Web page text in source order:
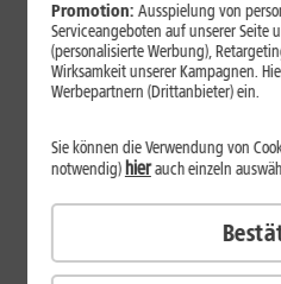
Promotion: Ausspielung von
Serviceangeboten auf unserer Seite
(personalisierte Werbung),
Wirksamkeit unserer Kampagnen.
Werbepartnern (Drittanbieter) ein.
Sie können die Verwendung von
notwendig) hierauch einzeln